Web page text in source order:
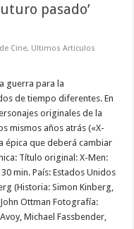
pasado’
Cine, Ultimos Articulos
guerra para la
de tiempo diferentes. En
originales de la
mismos años atrás («X-
épica que deberá cambiar
Título original: X-Men:
min. País: Estados Unidos
(Historia: Simon Kinberg,
Ottman Fotografía:
Michael Fassbender,